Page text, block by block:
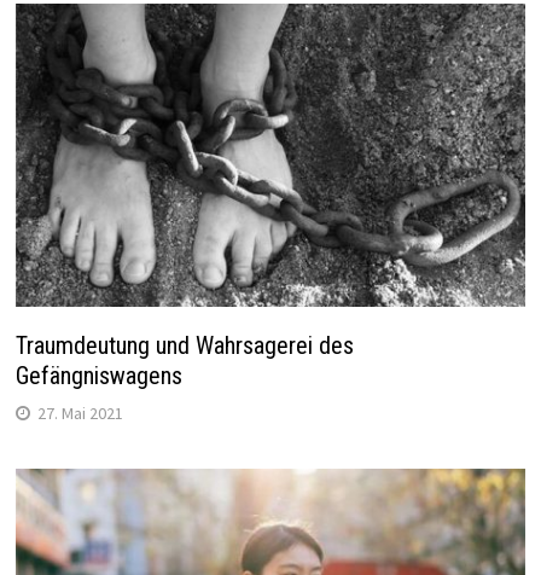
Traumdeutung und Wahrsagerei des
Gefängniswagens
27. Mai 2021